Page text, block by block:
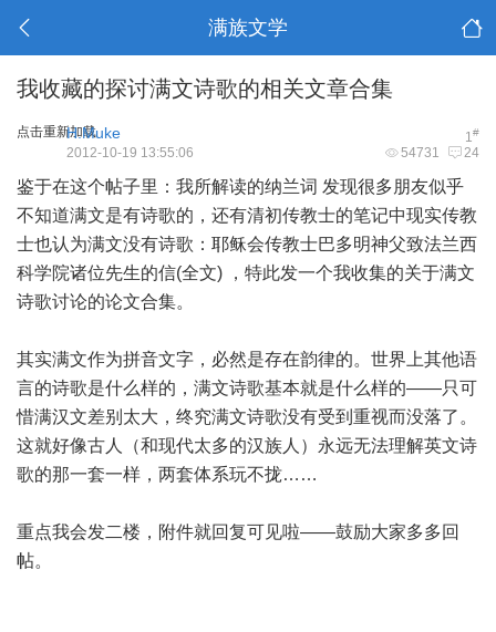
满族文学
我收藏的探讨满文诗歌的相关文章合集
点击重新加载 1#
H.Muke
54731 24
2012-10-19 13:55:06
鉴于在这个帖子里： 我所解读的纳兰词 发现很多朋友似乎
不知道满文是有诗歌的，还有清初传教士的笔记中现实传教
士也认为满文没有诗歌： 耶稣会传教士巴多明神父致法兰西
科学院诸位先生的信(全文) ，特此发一个我收集的关于满文
诗歌讨论的论文合集。
其实满文作为拼音文字，必然是存在韵律的。世界上其他语
言的诗歌是什么样的，满文诗歌基本就是什么样的——只可
惜满汉文差别太大，终究满文诗歌没有受到重视而没落了。
这就好像古人（和现代太多的汉族人）永远无法理解英文诗
歌的那一套一样，两套体系玩不拢……
重点我会发二楼，附件就回复可见啦——鼓励大家多多回
帖。